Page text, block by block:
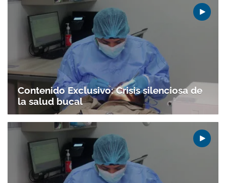
Contenido Exclusivo: Crisis silenciosa de
la salud bucal